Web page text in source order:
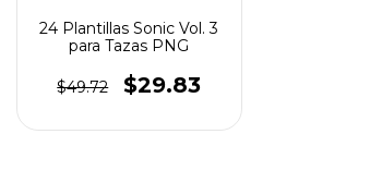
24 Plantillas Sonic Vol. 3
para Tazas PNG
$49.72 $29.83